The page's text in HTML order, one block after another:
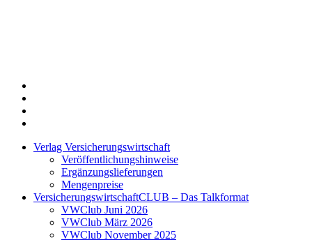
Verlag Versicherungswirtschaft
Veröffentlichungshinweise
Ergänzungslieferungen
Mengenpreise
VersicherungswirtschaftCLUB – Das Talkformat
VWClub Juni 2026
VWClub März 2026
VWClub November 2025